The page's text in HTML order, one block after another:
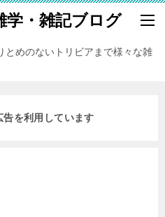
学・雑記ブログ
とめのないトリビアまで様々な雑
を利用しています